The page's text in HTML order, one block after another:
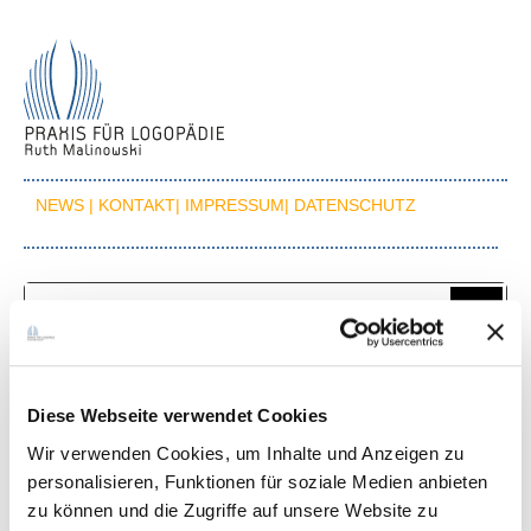
Diese Webseite verwendet Cookies
Wir verwenden Cookies, um Inhalte und Anzeigen zu
personalisieren, Funktionen für soziale Medien anbieten
zu können und die Zugriffe auf unsere Website zu
NEWS | KONTAKT| IMPRESSUM| DATENSCHUTZ
Behandlungsfelder
Wir untersuchen und behandeln Menschen jeden Alters mit Sprach-,
Sprech-, Stimm-, Hör- und Schluckstörungen: